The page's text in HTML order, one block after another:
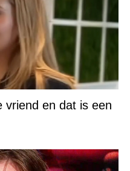
vriend en dat is een